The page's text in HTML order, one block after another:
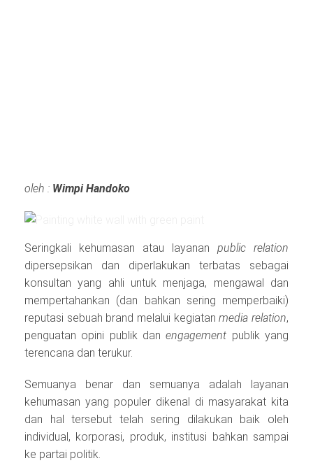
oleh : Wimpi Handoko
Seringkali kehumasan atau layanan public relation
dipersepsikan dan diperlakukan terbatas sebagai
konsultan yang ahli untuk menjaga, mengawal dan
mempertahankan (dan bahkan sering memperbaiki)
reputasi sebuah brand melalui kegiatanmedia relation,
penguatan opini publik danengagement publik yang
terencana dan terukur.
Semuanya benar dan semuanya adalah layanan
kehumasan yang populer dikenal di masyarakat kita
dan hal tersebut telah sering dilakukan baik oleh
individual, korporasi, produk, institusi bahkan sampai
ke partai politik.